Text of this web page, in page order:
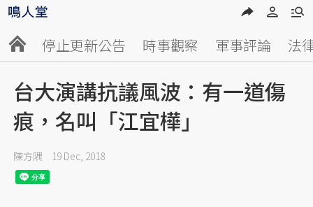
停止更新公告 時事觀察 軍事評論 法
台大演講抗議風波：有一道傷
痕，名叫「江宜樺」
陳方隅 19 Dec, 2018